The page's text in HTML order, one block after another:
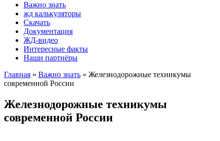
Важно знать
жд калькуляторы
Скачать
Документация
ЖД-видео
Интересные факты
Наши партнёры
Главная » Важно знать » Железнодорожные техникумы
современной России
Железнодорожные техникумы
современной России